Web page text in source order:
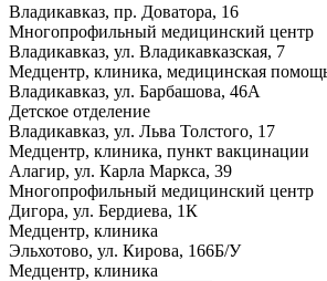
Владикавказ, пр. Доватора, 16
Многопрофильный медицинский центр
Владикавказ, ул. Владикавказская, 7
Медцентр, клиника, медицинская
Владикавказ, ул. Барбашова, 46А
Детское отделение
Владикавказ, ул. Льва Толстого, 17
Медцентр, клиника, пункт вакцинации
Алагир, ул. Карла Маркса, 39
Многопрофильный медицинский центр
Дигора, ул. Бердиева, 1К
Медцентр, клиника
Эльхотово, ул. Кирова, 166Б/У
Медцентр, клиника